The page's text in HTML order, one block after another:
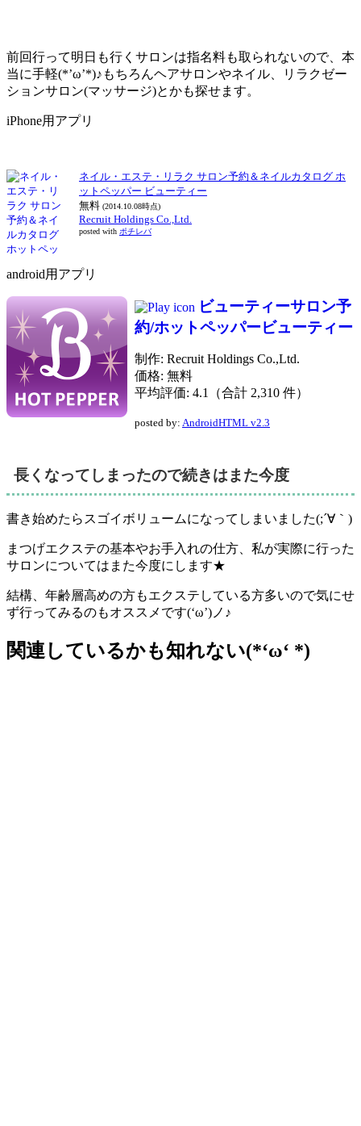
前回行って明日も行くサロンは指名料も取られないので、本
当に手軽(*’ω’*)♪もちろんヘアサロンやネイル、リラクゼー
ションサロン(マッサージ)とかも探せます。
iPhone用アプリ
ネイル・エステ・リラク サロン予約＆ネイルカタログ ホ
ットペッパー ビューティー
無料 (2014.10.08時点)
Recruit Holdings Co.,Ltd.
posted with ポチレバ
android用アプリ
ビューティーサロン予
約/ホットペッパービューティー
制作: Recruit Holdings Co.,Ltd.
価格: 無料
平均評価: 4.1（合計 2,310 件）
posted by: AndroidHTML v2.3
長くなってしまったので続きはまた今度
書き始めたらスゴイボリュームになってしまいました(;´∀｀)
まつげエクステの基本やお手入れの仕方、私が実際に行った
サロンについてはまた今度にします★
結構、年齢層高めの方もエクステしている方多いので気にせ
ず行ってみるのもオススメです(‘ω’)ノ♪
関連しているかも知れない(*‘ω‘ *)